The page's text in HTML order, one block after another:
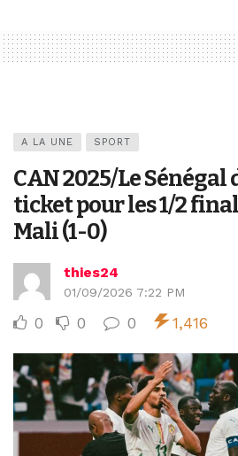
A LA UNE SPORT
CAN 2025/Le
ticket pour les 1/2
Mali (1-0)
thies24
01/09/2026 7:22 PM
0 0 0 1,416